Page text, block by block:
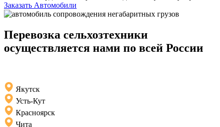
Заказать Автомобили
Перевозка сельхозтехники
осуществляется нами по всей России
Якутск
Усть-Кут
Красноярск
Чита